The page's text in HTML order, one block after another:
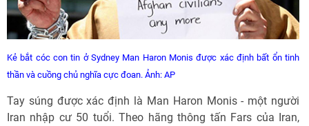
Kẻ bắt cóc con tin ở Sydney Man Haron Monis được xác định bất ổn tinh
thần và cuồng chủ nghĩa cực đoan. Ảnh: AP
Tay súng được xác định là Man Haron Monis - một người
Iran nhập cư 50 tuổi. Theo hãng thông tấn Fars của Iran,